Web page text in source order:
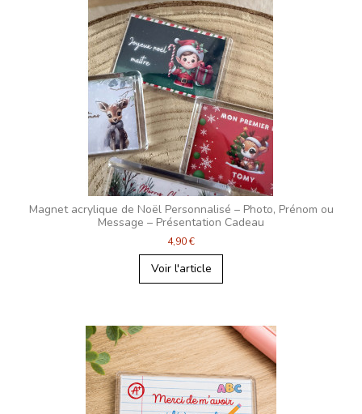
Magnet acrylique de Noël Personnalisé – Photo, Prénom ou
Message – Présentation Cadeau
4,90 €
Voir l'article